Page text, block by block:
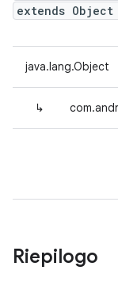
extends Object
java.lang.Object
↳
Riepilogo